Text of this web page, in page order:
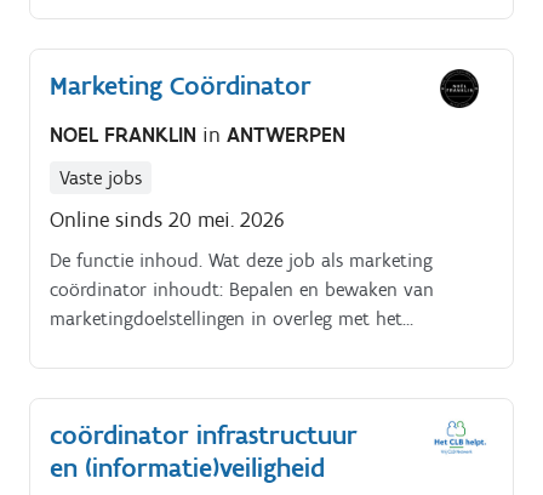
documentatie, Toezien op veiligheid, risico's, dragen
PBM's,
Marketing Coördinator
NOEL FRANKLIN in ANTWERPEN
Vaste jobs
Online sinds 20 mei. 2026
De functie inhoud. Wat deze job als marketing
coördinator inhoudt: Bepalen en bewaken van
marketingdoelstellingen in overleg met het
medewerkers en externe specialisten Onderhoud en
optimalisatie van de marketingdatabase als basis
voor e mailcampagnes en marketing automation
Opzetten, beheren en optimaliseren van online
coördinator infrastructuur
en (informatie)veiligheid